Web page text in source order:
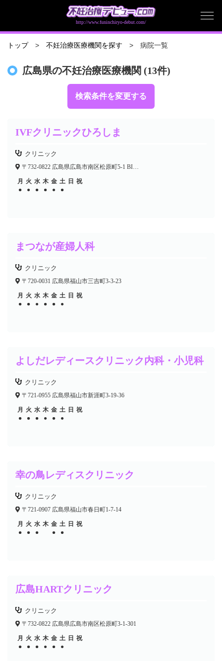
http://www.funinchiryo-debut.com/
トップ 不妊治療医療機関を探す 病院一覧
広島県の不妊治療医療機関 (13件)
検索条件を変更する
IVFクリニックひろしま
クリニック
〒732-0822 広島県広島市南区松原町5-1 BIGFRONTひろしま4F
月 火 水 木 金 土 日 祝
●
● ● ● ● ●
● ● ● ●
まつなが産婦人科
クリニック
〒720-0031 広島県福山市三吉町3-3-23
月 火 水 木 金 土 日 祝
●
● ● ● ● ●
● ● ●
●
よしだレディースクリニック内科・小児科
クリニック
〒721-0955 広島県福山市新涯町3-19-36
月 火 水 木 金 土 日 祝
●
● ● ● ● ●
● ● ● ●
幸の鳥レディスクリニック
クリニック
〒721-0907 広島県福山市春日町1-7-14
月 火 水 木 金 土 日 祝
●
● ● ● ●
● ● ● ● ●
広島HARTクリニック
クリニック
〒732-0822 広島県広島市南区松原町3-1-301
月 火 水 木 金 土 日 祝
●
● ● ● ● ●
● ● ● ●